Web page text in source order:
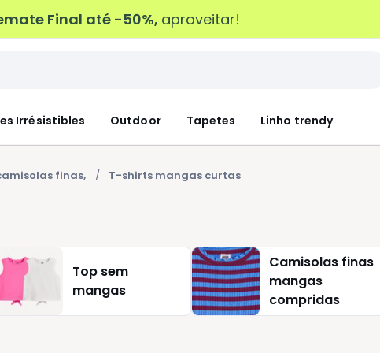
Final até -50%, aproveitar!
Irrésistibles Outdoor Tapetes Linho trendy
finas, T-shirts mangas curtas
Top sem
mangas
Camisolas finas
mangas
compridas